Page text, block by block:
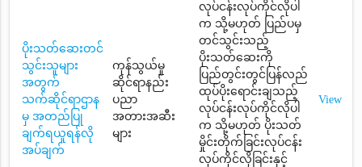
ပိုးသတ်ဆေးတင်
သွင်းသူများ
အတွက်
သက်ဆိုင်ရာဌာန
မှ အတည်ပြု
ချက်ရယူရန်လို
အပ်ချက်
ကုန်သွယ်မှု
ဆိုင်ရာနည်း
ပညာ
အတားအဆီး
များ
လုပ်ငန်းလုပ်ကိုင်လိုပါ
က သို့မဟုတ် ပြည်ပမှ
တင်သွင်းသည့်
ပိုးသတ်ဆေးကို
ပြည်တွင်းတွင်ပြန်လည်
ထုပ်ပိုးရောင်းချသည့်
လုပ်ငန်းလုပ်ကိုင်လိုပါ
က သို့မဟုတ် ပိုးသတ်
မှိုင်းတိုက်ခြင်းလုပ်ငန်း
လုပ်ကိုင်လိုခြင်းနှင့်
View